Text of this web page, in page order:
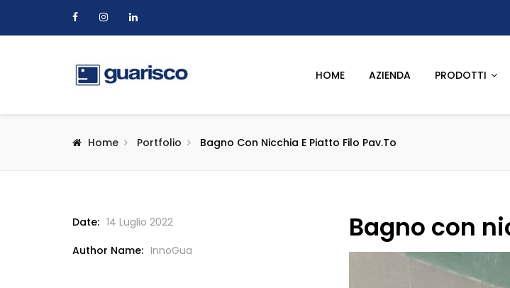
HOME AZIENDA PRODOTTI
Home Portfolio Bagno Con Nicchia E Piatto Filo Pav.to
Date: 14 Luglio 2022
Author Name: InnoGua
Bagno con